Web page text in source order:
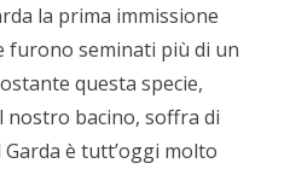
la prima immissione
furono seminati più di un
questa specie,
nostro bacino, soffra di
è tutt’oggi molto